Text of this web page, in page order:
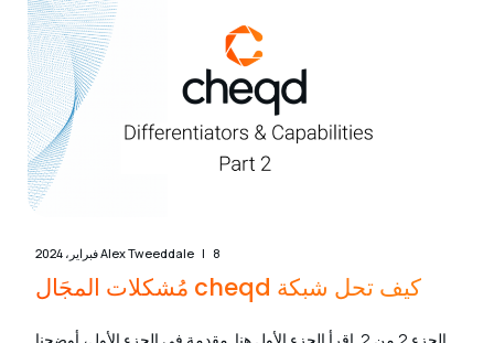
كيف تحل شبكة cheqd مُشكلات المجَال
Alex Tweeddale 8 فبراير، 2024